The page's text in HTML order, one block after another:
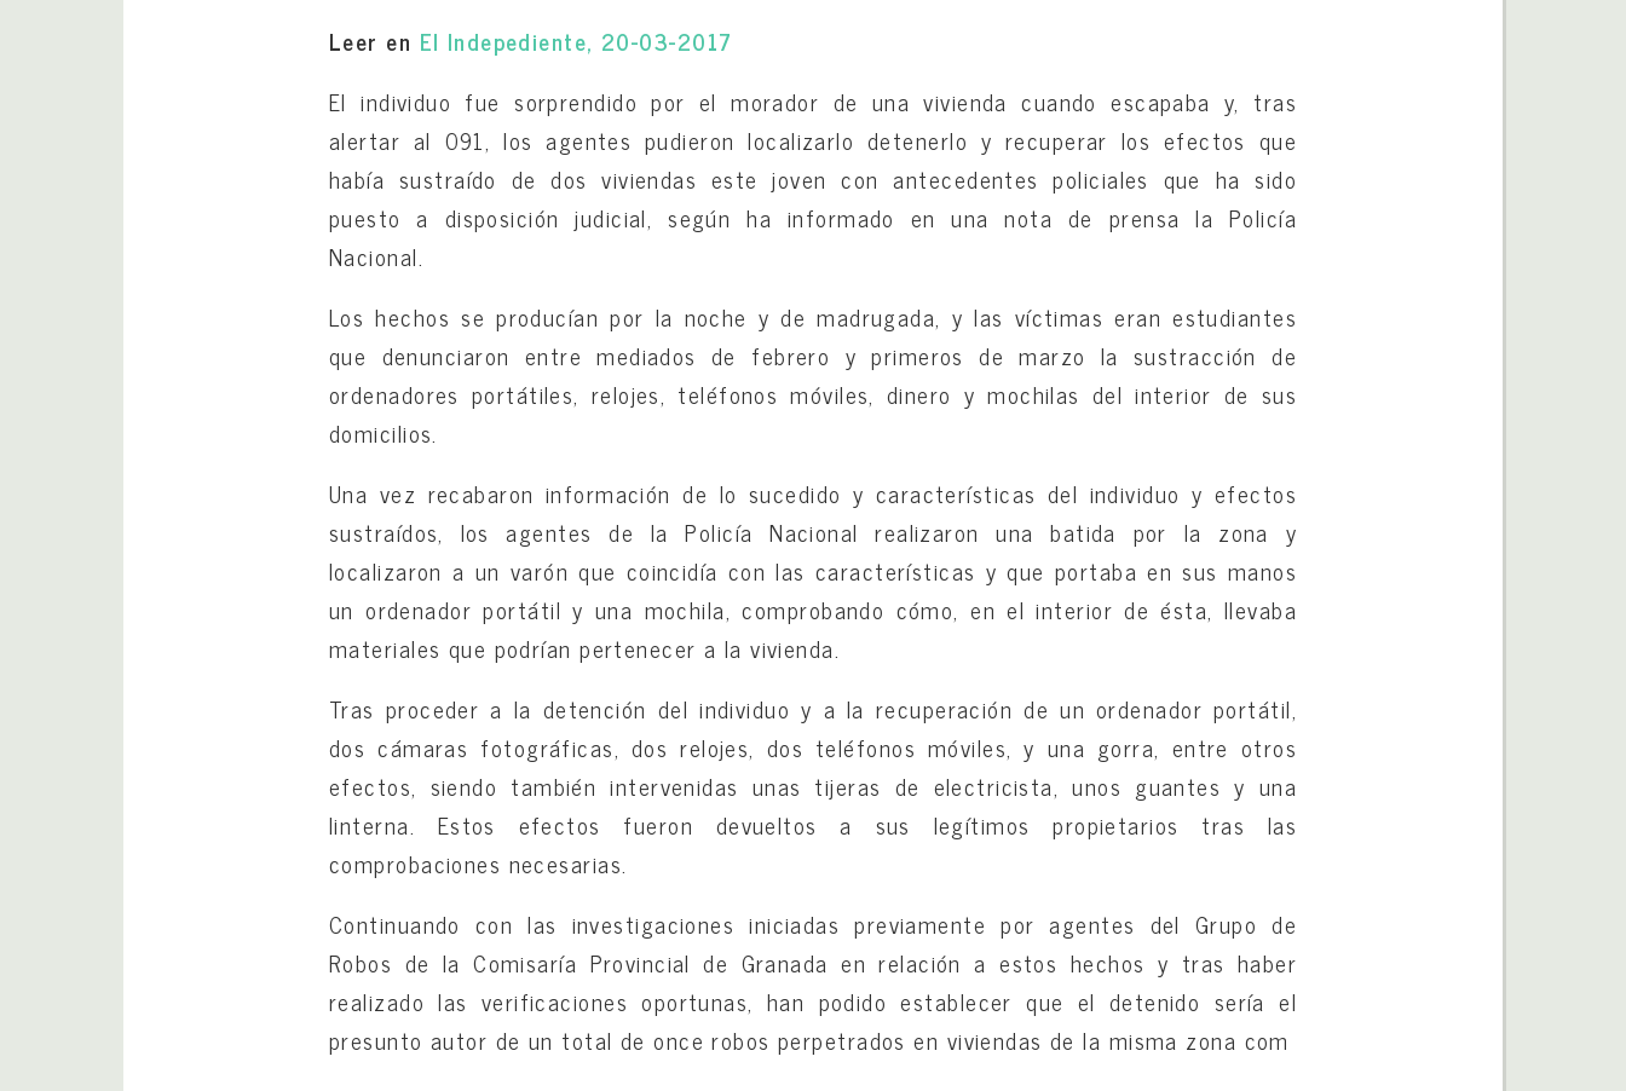
Leer en El Indepediente, 20-03-2017
El individuo fue sorprendido por el morador de una vivienda cuando escapaba y, tras
alertar al 091, los agentes pudieron localizarlo detenerlo y recuperar los efectos que
había sustraído de dos viviendas este joven con antecedentes policiales que ha sido
puesto a disposición judicial, según ha informado en una nota de prensa la Policía
Nacional.
Los hechos se producían por la noche y de madrugada, y las víctimas eran estudiantes
que denunciaron entre mediados de febrero y primeros de marzo la sustracción de
ordenadores portátiles, relojes, teléfonos móviles, dinero y mochilas del interior de sus
domicilios.
Una vez recabaron información de lo sucedido y características del individuo y efectos
sustraídos, los agentes de la Policía Nacional realizaron una batida por la zona y
localizaron a un varón que coincidía con las características y que portaba en sus manos
un ordenador portátil y una mochila, comprobando cómo, en el interior de ésta, llevaba
materiales que podrían pertenecer a la vivienda.
Tras proceder a la detención del individuo y a la recuperación de un ordenador portátil,
dos cámaras fotográficas, dos relojes, dos teléfonos móviles, y una gorra, entre otros
efectos, siendo también intervenidas unas tijeras de electricista, unos guantes y una
linterna. Estos efectos fueron devueltos a sus legítimos propietarios tras las
comprobaciones necesarias.
Continuando con las investigaciones iniciadas previamente por agentes del Grupo de
Robos de la Comisaría Provincial de Granada en relación a estos hechos y tras haber
realizado las verificaciones oportunas, han podido establecer que el detenido sería el
presunto autor de un total de once robos perpetrados en viviendas de la misma zona com